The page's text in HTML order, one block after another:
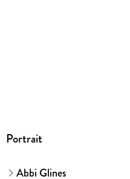
Portrait
Abbi Glines